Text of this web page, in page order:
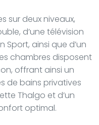
sur deux niveaux,
d’une télévision
Sport, ainsi que d’un
chambres disposent
offrant ainsi un
de bains privatives
Thalgo et d’un
optimal.